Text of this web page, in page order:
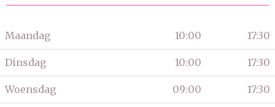
Maandag 10:00 17:30
Dinsdag 10:00 17:30
Woensdag 09:00 17:30